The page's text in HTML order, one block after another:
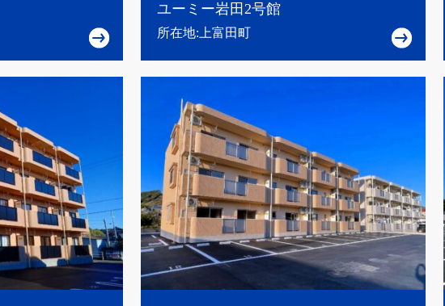
ユーミー岩田2号館
所在地:上富田町